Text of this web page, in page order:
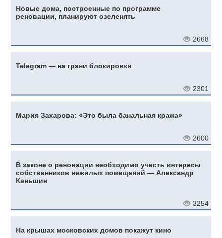
Новые дома, построенные по программе
реновации, планируют озеленять
2668
Telegram — на грани блокировки
2301
Мария Захарова: «Это была банальная кража»
2600
В законе о реновации необходимо учесть интересы
собственников нежилых помещений — Александр
Каньшин
3254
На крышах московских домов покажут кино